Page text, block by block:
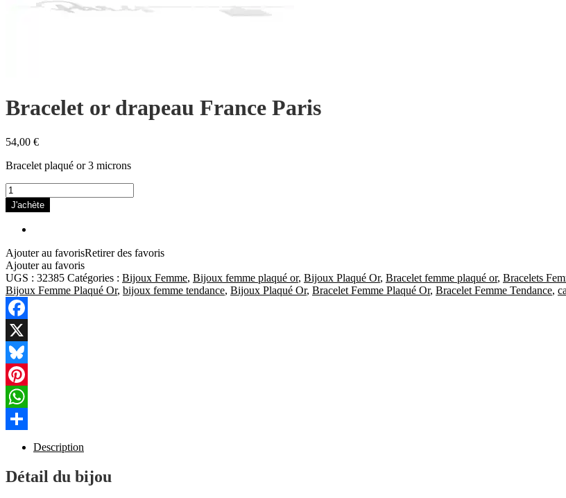
Bracelet or drapeau France Paris
54,00 €
Bracelet plaqué or 3 microns
quantité
de
Bracelet
France
Paris
J'achète
Ajouter au favorisRetirer des favoris
Ajouter au favoris
UGS : 32385 Catégories : Bijoux Femme, Bijoux femme plaqué or, Bijoux Plaqué Or, Bracelet femme plaqué or, Bracelets
Bijoux Femme Plaqué Or, bijoux femme tendance, Bijoux Plaqué Or, Bracelet Femme Plaqué Or, Bracelet Femme Tendance,
Facebook
X
Bluesky
Pinterest
WhatsApp
Partager
Description
Détail du bijou